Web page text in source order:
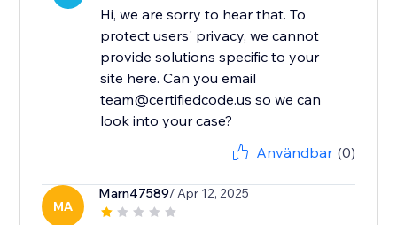
Hi, we are sorry to hear that. To
protect users' privacy, we cannot
provide solutions specific to your
site here. Can you email
team@certifiedcode.us so we can
look into your case?
Användbar (0)
MA
Marn47589/ Apr 12, 2025